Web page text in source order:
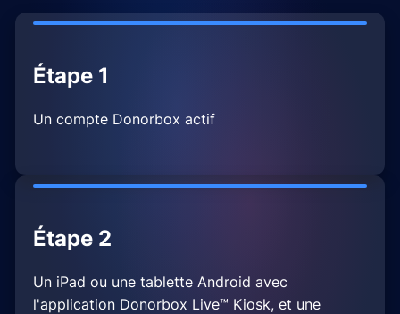
Étape 1
Un compte Donorbox actif
Étape 2
Un iPad ou une tablette Android avec
l'application Donorbox Live™ Kiosk, et une